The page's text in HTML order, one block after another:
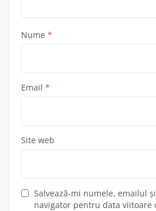
Nume *
Email *
Site web
Salvează-mi numele, emailul
navigator pentru data viitoare